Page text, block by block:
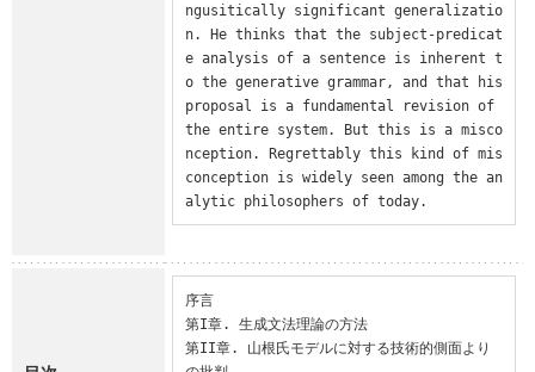
ngusitically significant generalizatio
n. He thinks that the subject-predicat
e analysis of a sentence is inherent t
o the generative grammar, and that his
proposal is a fundamental revision of
the entire system. But this is a misco
nception. Regrettably this kind of mis
conception is widely seen among the an
alytic philosophers of today.
序言
第I章. 生成文法理論の方法
第II章. 山根氏モデルに対する技術的側面より